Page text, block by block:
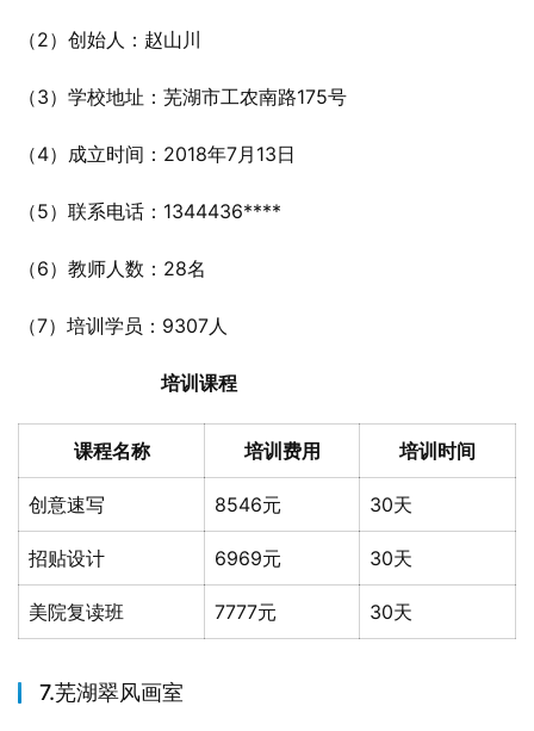
（2）创始人：赵山川
（3）学校地址：芜湖市工农南路175号
（4）成立时间：2018年7月13日
（5）联系电话：1344436****
（6）教师人数：28名
（7）培训学员：9307人
培训课程
课程名称 培训费用 培训时间
创意速写 8546元 30天
招贴设计 6969元 30天
美院复读班 7777元 30天
7.芜湖翠风画室